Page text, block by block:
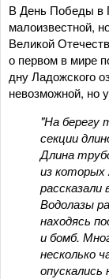
В День Победы в
малоизвестной,
Великой
о первом в мире
дну Ладожского
невозможной, но
"На берегу
секции
Длина
из которых
рассказали
Водолазы
находясь
и бомб.
несколько
опускались